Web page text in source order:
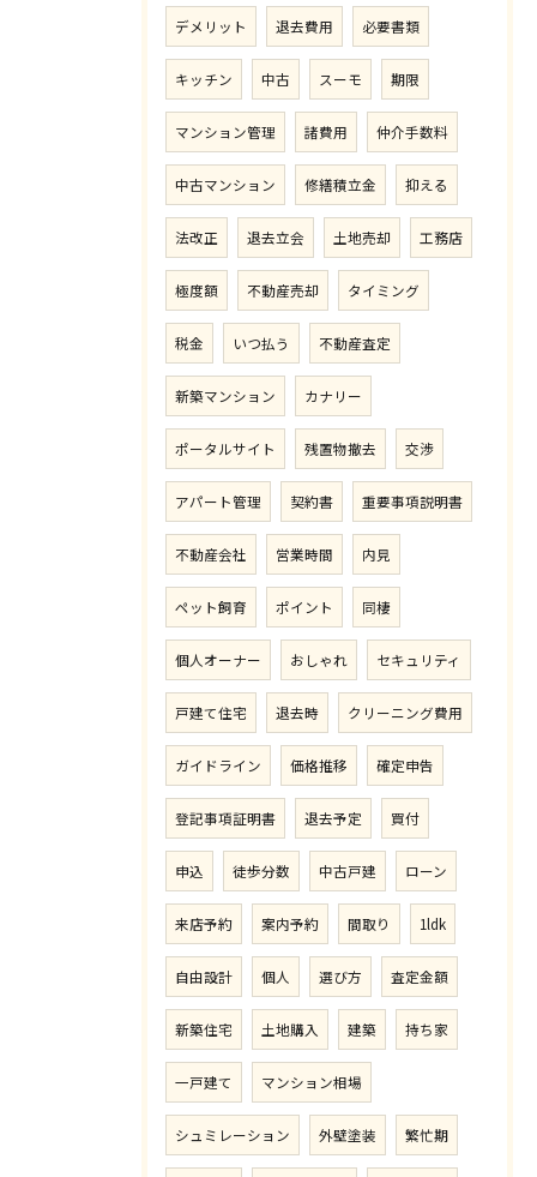
デメリット 退去費用 必要書類
キッチン 中古 スーモ 期限
マンション管理 諸費用 仲介手数料
中古マンション 修繕積立金 抑える
法改正 退去立会 土地売却 工務店
極度額 不動産売却 タイミング
税金 いつ払う 不動産査定
新築マンション カナリー
ポータルサイト 残置物撤去 交渉
アパート管理 契約書 重要事項説明書
不動産会社 営業時間 内見
ペット飼育 ポイント 同棲
個人オーナー おしゃれ セキュリティ
戸建て住宅 退去時 クリーニング費用
ガイドライン 価格推移 確定申告
登記事項証明書 退去予定 買付
申込 徒歩分数 中古戸建 ローン
来店予約 案内予約 間取り 1ldk
自由設計 個人 選び方 査定金額
新築住宅 土地購入 建築 持ち家
一戸建て マンション相場
シュミレーション 外壁塗装 繁忙期